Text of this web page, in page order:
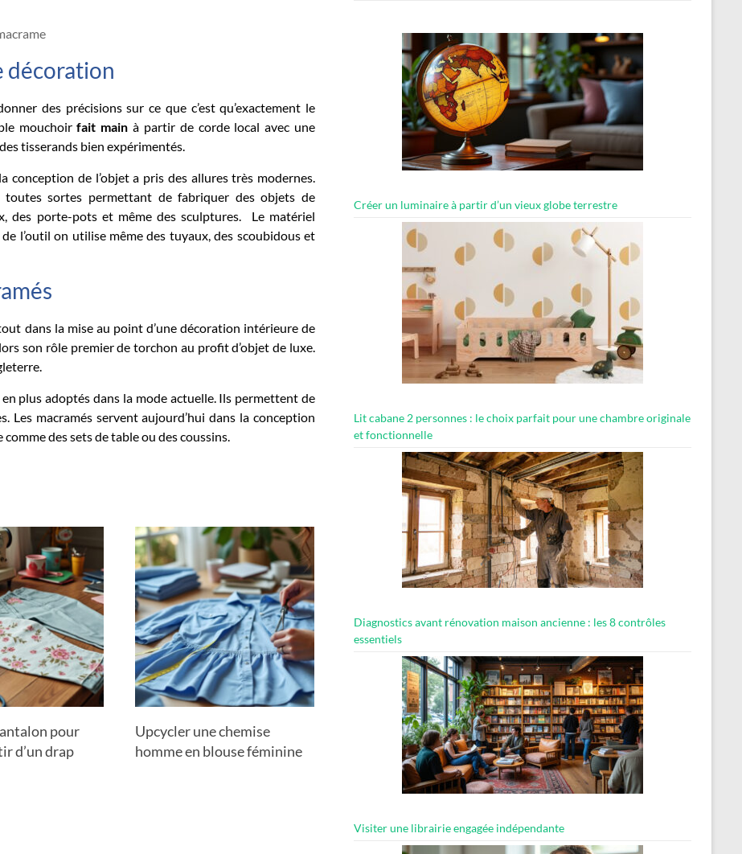
décoration
des précisions sur ce que c’est qu’exactement le
mouchoirfait main à partir de corde local avec une
tisserands bien expérimentés.
conception de l’objet a pris des allures très modernes.
sortes permettant de fabriquer des objets de
des porte-pots et même des sculptures. Le matériel
l’outil on utilise même des tuyaux, des scoubidous et
dans la mise au point d’une décoration intérieure de
son rôle premier de torchon au profit d’objet de luxe.
plus adoptés dans la mode actuelle. Ils permettent de
Les macramés servent aujourd’hui dans la conception
des sets de table ou des coussins.
pour
d’un drap
Upcycler une chemise
homme en blouse féminine
Créer un luminaire à partir d’un vieux globe terrestre
Lit cabane 2 personnes : le choix parfait pour une chambre originale
et fonctionnelle
Diagnostics avant rénovation maison ancienne : les 8 contrôles
essentiels
Visiter une librairie engagée indépendante